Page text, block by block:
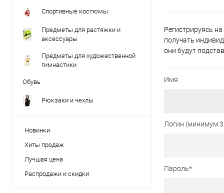
Спортивные костюмы
Предметы для растяжки и
аксессуары
Предметы для художественной
гимнастики
Обувь
Рюкзаки и чехлы
Новинки
Хиты продаж
Лучшая цена
Распродажи и скидки
Регистрируясь
получать
они будут
Имя
Логин (минимум
Пароль*